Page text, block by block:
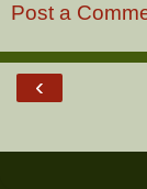
Post a
‹